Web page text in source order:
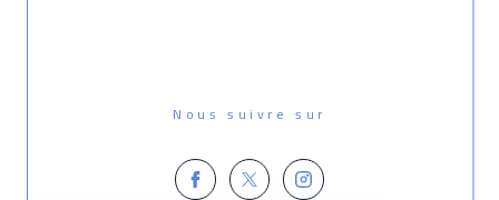
Nous suivre sur